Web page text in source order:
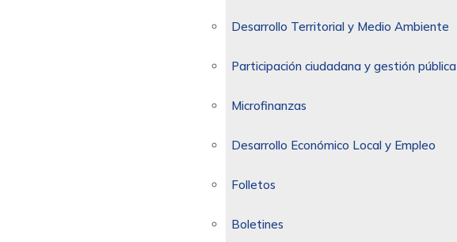
Desarrollo Territorial y Medio Ambiente
Participación ciudadana y gestión pública
Microfinanzas
Desarrollo Económico Local y Empleo
Folletos
Boletines